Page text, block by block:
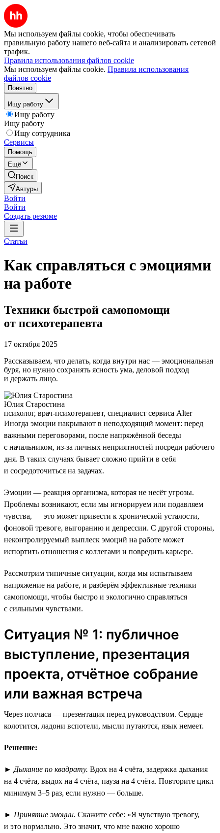
Мы используем файлы cookie, чтобы обеспечивать
правильную работу нашего веб-сайта и анализировать сетевой
трафик.
Правила использования файлов cookie
Мы используем файлы cookie. Правила использования
файлов cookie
Понятно
Ищу работу
Ищу работу
Ищу работу
Ищу сотрудника
Сервисы
Помощь
Ещё
Поиск
Автуры
Войти
Войти
Создать резюме
Статьи
Как справляться с эмоциями
на работе
Техники быстрой самопомощи
от психотерапевта
17 октября 2025
Рассказываем, что делать, когда внутри нас — эмоциональная
буря, но нужно сохранять ясность ума, деловой подход
и держать лицо.
Юлия Старостина
психолог, врач-психотерапевт, специалист сервиса Alter
Иногда эмоции накрывают в неподходящий момент: перед
важными переговорами, после напряжённой беседы
с начальником, из-за личных неприятностей посреди рабочего
дня. В таких случаях бывает сложно прийти в себя
и сосредоточиться на задачах.
Эмоции — реакция организма, которая не несёт угрозы.
Проблемы возникают, если мы игнорируем или подавляем
чувства, — это может привести к хронической усталости,
фоновой тревоге, выгоранию и депрессии. С другой стороны,
неконтролируемый выплеск эмоций на работе может
испортить отношения с коллегами и повредить карьере.
Рассмотрим типичные ситуации, когда мы испытываем
напряжение на работе, и разберём эффективные техники
самопомощи, чтобы быстро и экологично справляться
с сильными чувствами.
Ситуация № 1: публичное
выступление, презентация
проекта, отчётное собрание
или важная встреча
Через полчаса — презентация перед руководством. Сердце
колотится, ладони вспотели, мысли путаются, язык немеет.
Решение:
► Дыхание по квадрату. Вдох на 4 счёта, задержка дыхания
на 4 счёта, выдох на 4 счёта, пауза на 4 счёта. Повторите цикл
минимум 3–5 раз, если нужно — больше.
► Принятие эмоции. Скажите себе: «Я чувствую тревогу,
и это нормально. Это значит, что мне важно хорошо